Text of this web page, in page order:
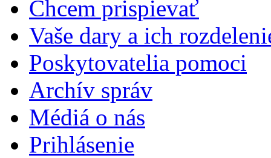
Chcem prispievať
Vaše dary a ich
Poskytovatelia pomoci
Archív správ
Médiá o nás
Prihlásenie